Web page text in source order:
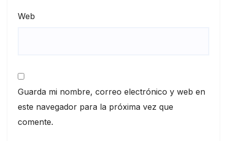
Web
Guarda mi nombre, correo electrónico y web en
este navegador para la próxima vez que
comente.